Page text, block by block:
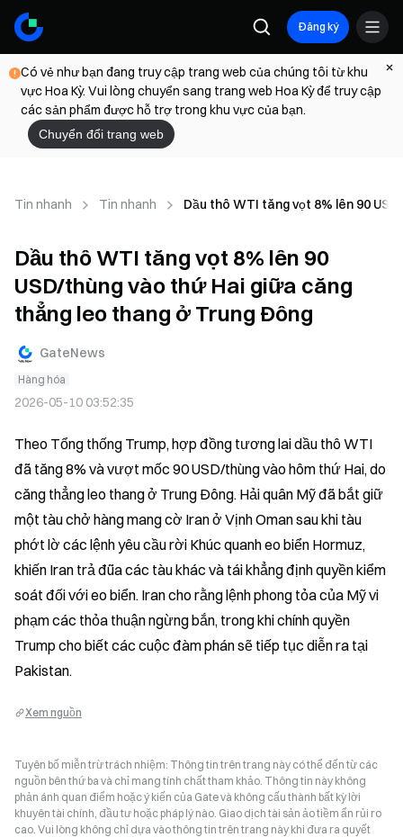
Đăng ký
Có vẻ như bạn đang truy cập trang web của chúng tôi từ khu
vực Hoa Kỳ. Vui lòng chuyển sang trang web Hoa Kỳ để truy cập
các sản phẩm được hỗ trợ trong khu vực của bạn.
Chuyển đổi trang web
Tin nhanh Tin nhanh Dầu thô WTI tăng vọt 8% lên 90
Dầu thô WTI tăng vọt 8% lên 90
USD/thùng vào thứ Hai giữa căng
thẳng leo thang ở Trung Đông
GateNews
Hàng hóa
2026-05-10 03:52:35
Theo Tổng thống Trump, hợp đồng tương lai dầu thô WTI
đã tăng 8% và vượt mốc 90 USD/thùng vào hôm thứ Hai, do
căng thẳng leo thang ở Trung Đông. Hải quân Mỹ đã bắt giữ
một tàu chở hàng mang cờ Iran ở Vịnh Oman sau khi tàu
phớt lờ các lệnh yêu cầu rời Khúc quanh eo biển Hormuz,
khiến Iran trả đũa các tàu khác và tái khẳng định quyền kiểm
soát đối với eo biển. Iran cho rằng lệnh phong tỏa của Mỹ vi
phạm các thỏa thuận ngừng bắn, trong khi chính quyền
Trump cho biết các cuộc đàm phán sẽ tiếp tục diễn ra tại
Pakistan.
Xem nguồn
Tuyên bố miễn trừ trách nhiệm: Thông tin trên trang này có thể đến từ các
nguồn bên thứ ba và chỉ mang tính chất tham khảo. Thông tin này không
phản ánh quan điểm hoặc ý kiến của Gate và không cấu thành bất kỳ lời
khuyên tài chính, đầu tư hoặc pháp lý nào. Giao dịch tài sản ảo tiềm ẩn rủi ro
cao. Vui lòng không chỉ dựa vào thông tin trên trang này khi đưa ra quyết